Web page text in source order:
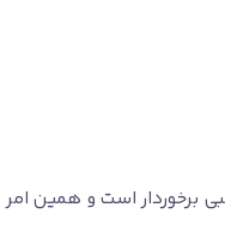
برخوردار است و همین